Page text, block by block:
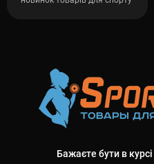
Бажаєте бути в